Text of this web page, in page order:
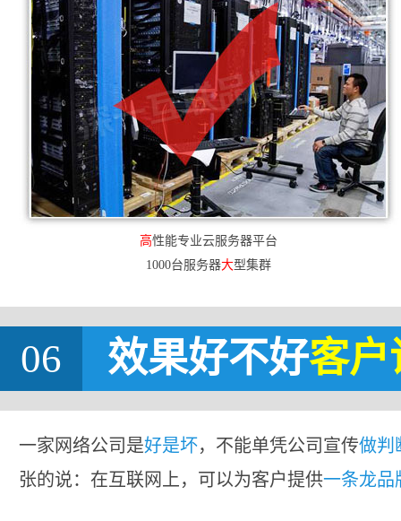
高性能专业云服务器平台
1000台服务器大型集群
06 效果好不好客户
一家网络公司是好是坏，不能单凭公司宣传做判
张的说：在互联网上，可以为客户提供一条龙品